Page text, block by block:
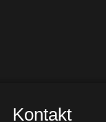
Kontakt